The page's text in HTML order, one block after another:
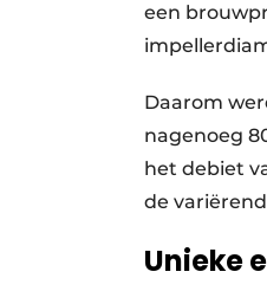
een
Daarom
nagenoeg
het debiet
de
Unieke